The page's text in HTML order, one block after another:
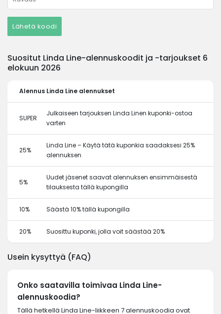
Lähetä koodi
Suositut Linda Line-alennuskoodit ja -tarjoukset 6
elokuun 2026
Alennus Linda Line alennukset
SUPER
Julkaiseen tarjouksen Linda Linen kuponki-ostoa
varten
25%
Linda Line – Käytä tätä kuponkia saadaksesi 25%
alennuksen
5%
Uudet jäsenet saavat alennuksen ensimmäisestä
tilauksesta tällä kupongilla
10% Säästä 10% tällä kupongilla
20% Suosittu kuponki, jolla voit säästää 20%
Usein kysyttyä (FAQ)
Onko saatavilla toimivaa Linda Line-
alennuskoodia?
Tällä hetkellä Linda Line-liikkeen 7 alennuskoodia ovat